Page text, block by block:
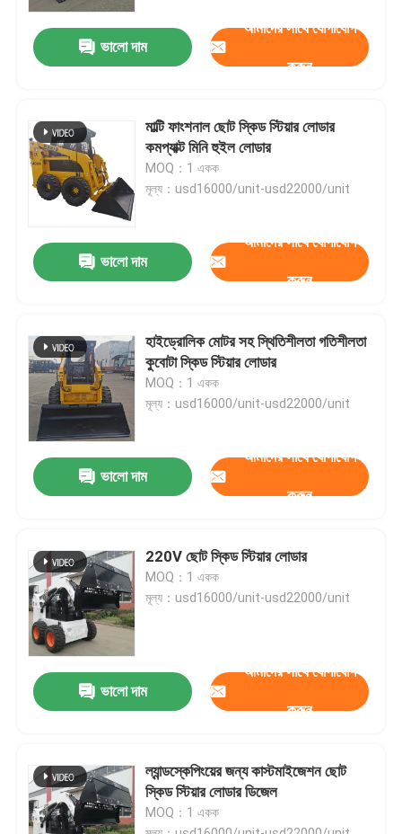
পণ্য
আমাদের সম্বন্ধে
কারখানা পরিদর্শন
যোগাযোগ করুন
খবর
মামলা
হাইড্রোলিক ক্রলার এক্সকাভেটর
মিনি ক্রলার এক্সকাভেটর
ভালো দাম
আমাদের সাথে যোগাযোগ
করুন
মাল্টি ফাংশনাল ছোট স্কিড স্টিয়ার লোডার
কমপ্যাক্ট মিনি হুইল লোডার
MOQ：1 একক
মূল্য：usd16000/unit-usd22000/unit
ভালো দাম
আমাদের সাথে যোগাযোগ
করুন
হাইড্রোলিক মোটর সহ স্থিতিশীলতা গতিশীলতা
কুবোটা স্কিড স্টিয়ার লোডার
MOQ：1 একক
মূল্য：usd16000/unit-usd22000/unit
ভালো দাম
আমাদের সাথে যোগাযোগ
করুন
220V ছোট স্কিড স্টিয়ার লোডার
MOQ：1 একক
মূল্য：usd16000/unit-usd22000/unit
ভালো দাম
আমাদের সাথে যোগাযোগ
করুন
ল্যান্ডস্কেপিংয়ের জন্য কাস্টমাইজেশন ছোট
স্কিড স্টিয়ার লোডার ডিজেল
MOQ：1 একক